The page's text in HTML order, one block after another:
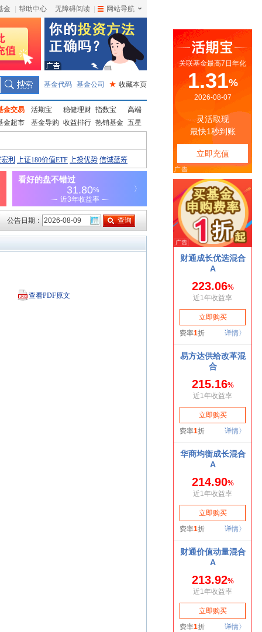
金 帮助中心 无障碍阅读 网站导航
基金代码 基金公司 ★ 收藏本页
金交易 活期宝 稳健理财 指数宝
高端
金超市
基金导购 收益排行 热销基金 五星
公告日期：
查看PDF原文